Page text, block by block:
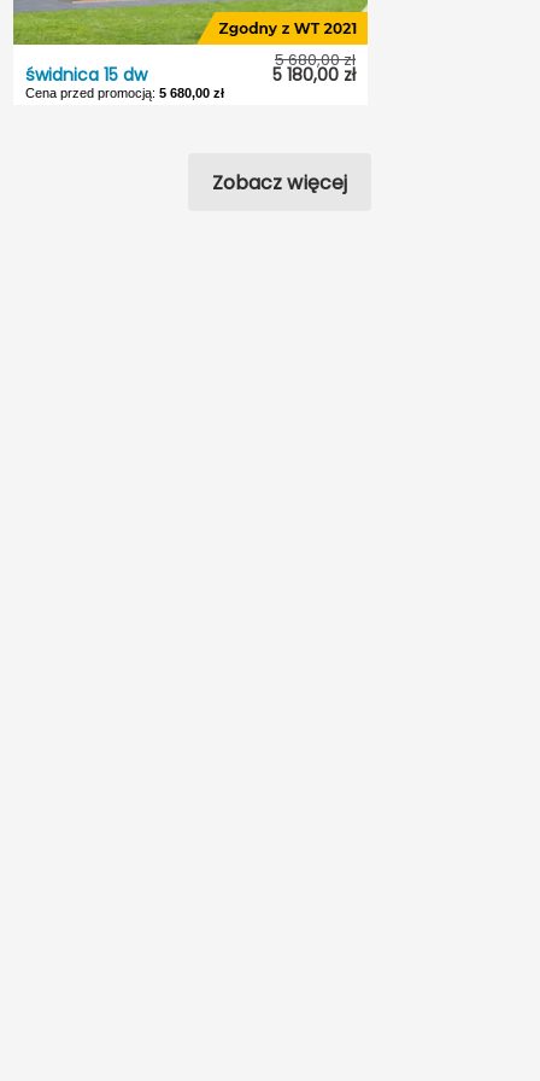
Kąt nach. dachu:
36°
Tak
świdnica 15 dw 5 180,00 zł
5 680,00 zł
Cena przed promocją: 5 680,00 zł
5 dni roboczych
Zobacz więcej